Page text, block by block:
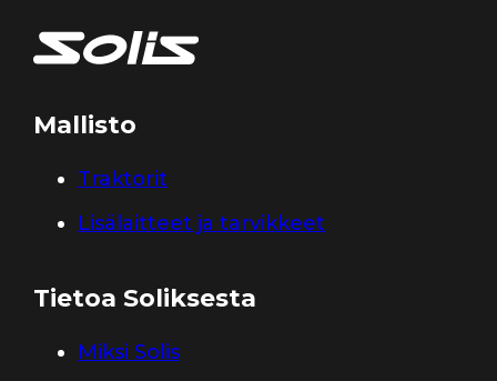
Mallisto
Traktorit
Lisälaitteet ja tarvikkeet
Tietoa Soliksesta
Miksi Solis